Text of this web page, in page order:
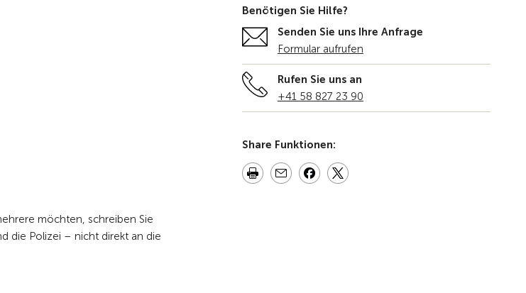
möchten, schreiben Sie
die Polizei – nicht direkt an die
Benötigen Sie Hilfe?
Senden Sie uns Ihre Anfrage
Formular aufrufen
Rufen Sie uns an
+41 58 827 23 90
Share Funktionen: